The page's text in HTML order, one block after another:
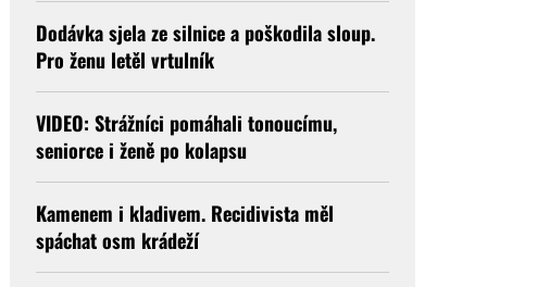
Dodávka sjela ze silnice a poškodila sloup.
Pro ženu letěl vrtulník
VIDEO: Strážníci pomáhali tonoucímu,
seniorce i ženě po kolapsu
Kamenem i kladivem. Recidivista měl
spáchat osm krádeží